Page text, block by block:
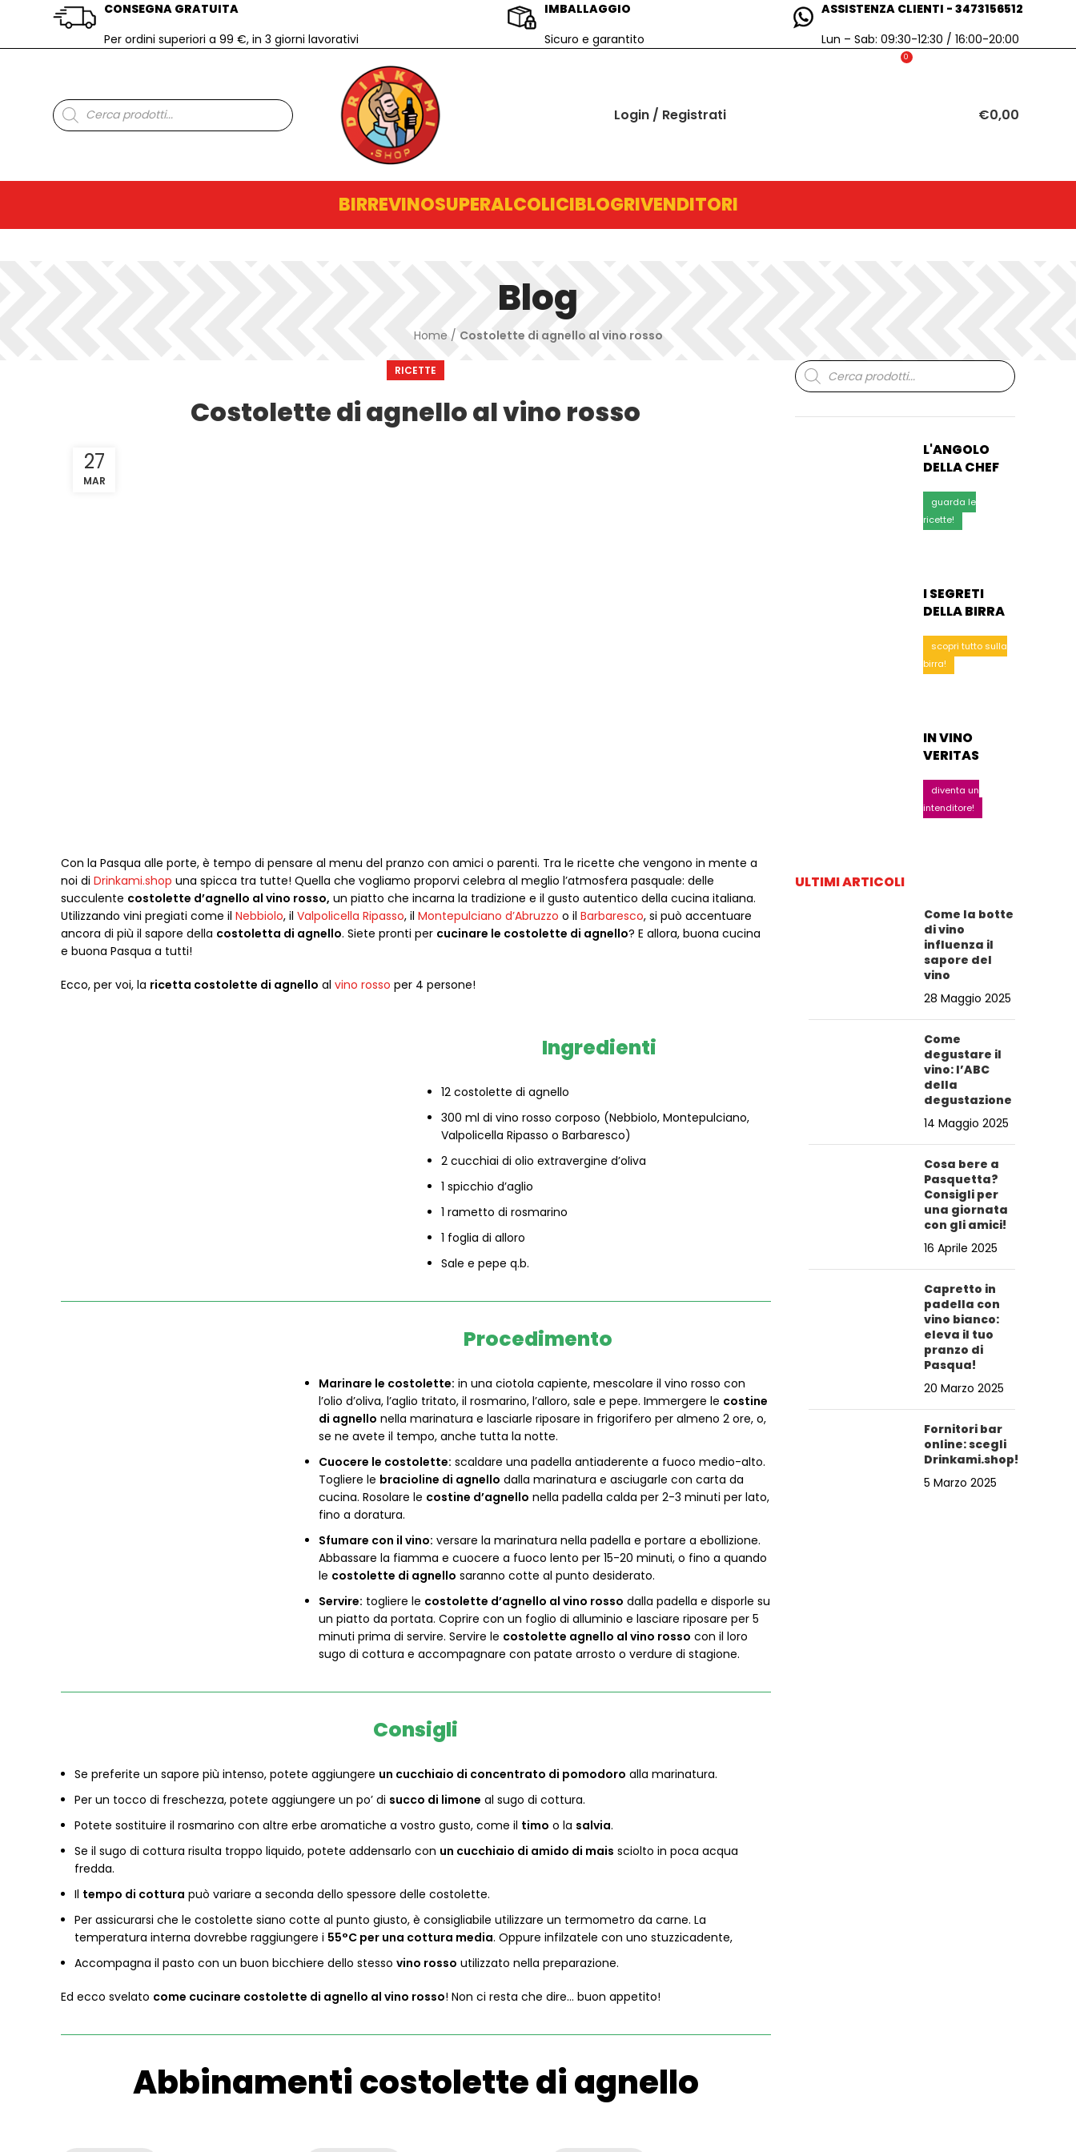
CONSEGNA GRATUITA
Per ordini superiori a 99 €, in 3 giorni lavorativi
IMBALLAGGIO
Sicuro e garantito
ASSISTENZA CLIENTI - 3473156512
Lun – Sab: 09:30-12:30 / 16:00-20:00
Ricerca
prodotti Login / Registrati
0
€0,00
BIRREVINOSUPERALCOLICIBLOGRIVENDITORI
Blog
Home / Costolette di agnello al vino rosso
RICETTE
Costolette di agnello al vino rosso
27
MAR
Con la Pasqua alle porte, è tempo di pensare al menu del pranzo con amici o parenti. Tra le ricette che vengono in mente a
noi di Drinkami.shop una spicca tra tutte! Quella che vogliamo proporvi celebra al meglio l’atmosfera pasquale: delle
succulente costolette d’agnello al vino rosso, un piatto che incarna la tradizione e il gusto autentico della cucina italiana.
Utilizzando vini pregiati come il Nebbiolo, il Valpolicella Ripasso, il Montepulciano d’Abruzzo o il Barbaresco, si può accentuare
ancora di più il sapore della costoletta di agnello. Siete pronti per cucinare le costolette di agnello? E allora, buona cucina
e buona Pasqua a tutti!
Ecco, per voi, la ricetta costolette di agnello al vino rosso per 4 persone!
Ingredienti
12 costolette di agnello
300 ml di vino rosso corposo (Nebbiolo, Montepulciano,
Valpolicella Ripasso o Barbaresco)
2 cucchiai di olio extravergine d’oliva
1 spicchio d’aglio
1 rametto di rosmarino
1 foglia di alloro
Sale e pepe q.b.
Procedimento
Marinare le costolette: in una ciotola capiente, mescolare il vino rosso con
l’olio d’oliva, l’aglio tritato, il rosmarino, l’alloro, sale e pepe. Immergere le costine
di agnello nella marinatura e lasciarle riposare in frigorifero per almeno 2 ore, o,
se ne avete il tempo, anche tutta la notte.
Cuocere le costolette: scaldare una padella antiaderente a fuoco medio-alto.
Togliere le bracioline di agnello dalla marinatura e asciugarle con carta da
cucina. Rosolare le costine d’agnello nella padella calda per 2-3 minuti per lato,
fino a doratura.
Sfumare con il vino: versare la marinatura nella padella e portare a ebollizione.
Abbassare la fiamma e cuocere a fuoco lento per 15-20 minuti, o fino a quando
le costolette di agnello saranno cotte al punto desiderato.
Servire: togliere le costolette d’agnello al vino rosso dalla padella e disporle su
un piatto da portata. Coprire con un foglio di alluminio e lasciare riposare per 5
minuti prima di servire. Servire le costolette agnello al vino rosso con il loro
sugo di cottura e accompagnare con patate arrosto o verdure di stagione.
Consigli
Se preferite un sapore più intenso, potete aggiungere un cucchiaio di concentrato di pomodoro alla marinatura.
Per un tocco di freschezza, potete aggiungere un po’ di succo di limone al sugo di cottura.
Potete sostituire il rosmarino con altre erbe aromatiche a vostro gusto, come il timo o la salvia.
Se il sugo di cottura risulta troppo liquido, potete addensarlo con un cucchiaio di amido di mais sciolto in poca acqua
fredda.
Il tempo di cottura può variare a seconda dello spessore delle costolette.
Per assicurarsi che le costolette siano cotte al punto giusto, è consigliabile utilizzare un termometro da carne. La
temperatura interna dovrebbe raggiungere i 55°C per una cottura media. Oppure infilzatele con uno stuzzicadente,
Accompagna il pasto con un buon bicchiere dello stesso vino rosso utilizzato nella preparazione.
Ed ecco svelato come cucinare costolette di agnello al vino rosso! Non ci resta che dire… buon appetito!
Abbinamenti costolette di agnello
Ricerca
prodotti
L'ANGOLO
DELLA CHEF
guarda le
ricette!
I SEGRETI
DELLA BIRRA
scopri tutto sulla
birra!
IN VINO
VERITAS
diventa un
intenditore!
ULTIMI ARTICOLI
Come la botte
di vino
influenza il
sapore del
vino
28 Maggio 2025
Come
degustare il
vino: l’ABC
della
degustazione
14 Maggio 2025
Cosa bere a
Pasquetta?
Consigli per
una giornata
con gli amici!
16 Aprile 2025
Capretto in
padella con
vino bianco:
eleva il tuo
pranzo di
Pasqua!
20 Marzo 2025
Fornitori bar
online: scegli
Drinkami.shop!
5 Marzo 2025